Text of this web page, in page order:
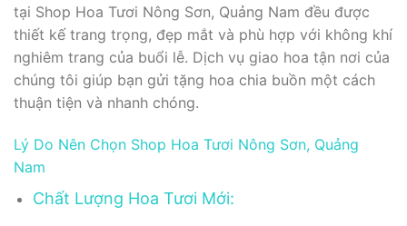
tại Shop Hoa Tươi Nông Sơn, Quảng Nam đều được
thiết kế trang trọng, đẹp mắt và phù hợp với không khí
nghiêm trang của buổi lễ. Dịch vụ giao hoa tận nơi của
chúng tôi giúp bạn gửi tặng hoa chia buồn một cách
thuận tiện và nhanh chóng.
Lý Do Nên Chọn Shop Hoa Tươi Nông Sơn, Quảng
Nam
Chất Lượng Hoa Tươi Mới: